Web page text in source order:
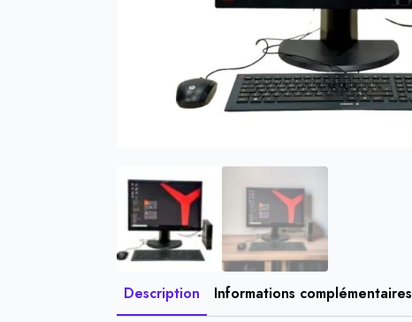
Description Informations complémentaires